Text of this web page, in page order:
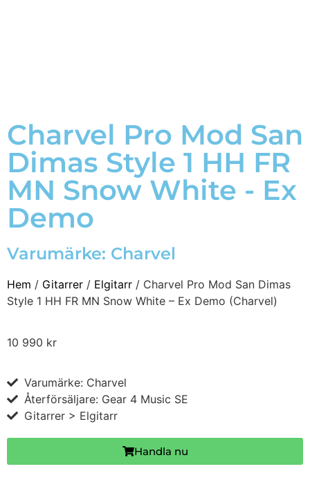
Charvel Pro Mod San
Dimas Style 1 HH FR
MN Snow White - Ex
Demo
Varumärke: Charvel
Hem / Gitarrer / Elgitarr / Charvel Pro Mod San Dimas
Style 1 HH FR MN Snow White – Ex Demo (Charvel)
10 990 kr
Varumärke: Charvel
Återförsäljare: Gear 4 Music SE
Gitarrer > Elgitarr
Handla nu